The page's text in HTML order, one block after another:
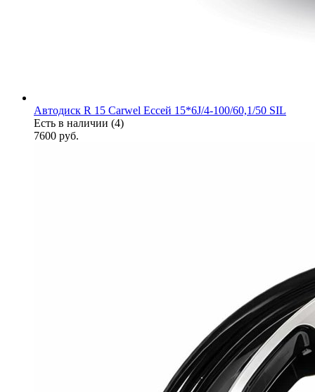
Автодиск R 15 Carwel Ессей 15*6J/4-100/60,1/50 SIL
Есть в наличии (4)
7600 руб.